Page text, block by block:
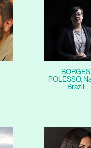
BORGES
POLESSO,
Brazil